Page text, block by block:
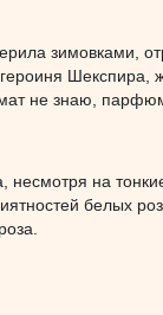
зимовками,
героиня
не знаю,
несмотря на
белых